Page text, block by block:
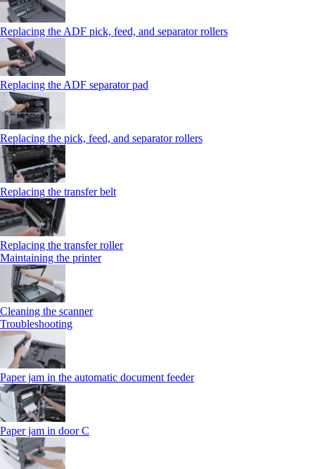
Replacing the ADF pick, feed, and separator rollers
Replacing the ADF separator pad
Replacing the pick, feed, and separator rollers
Replacing the transfer belt
Replacing the transfer roller
Maintaining the printer
Cleaning the scanner
Troubleshooting
Paper jam in the automatic document feeder
Paper jam in door C